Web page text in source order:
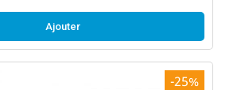
Ajouter
-25%